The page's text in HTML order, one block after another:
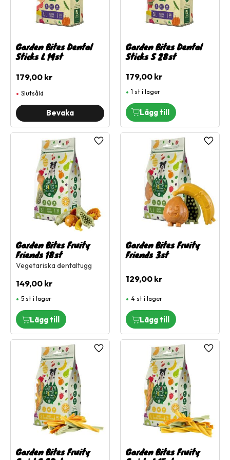
Garden Bites Dental
Sticks L 14st
179,00 kr
Slutsåld
Garden Bites Dental
Sticks S 28st
179,00 kr
1 st i lager
Garden Bites Fruity
Friends 18st
Vegetariska dentaltugg
149,00 kr
Lägg till i favoriter
5 st i lager
Garden Bites Fruity
Friends 3st
129,00 kr
Lägg
4 st i lager
Garden Bites Fruity
Lägg till i favoriter
Garden Bites Fruity
Lägg